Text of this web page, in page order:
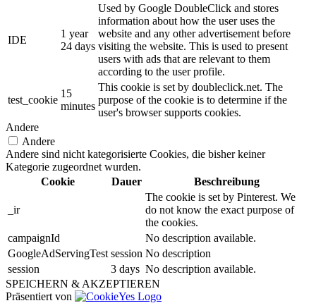
IDE
1 year
24 days
Used by Google DoubleClick and stores
information about how the user uses the
website and any other advertisement before
visiting the website. This is used to present
users with ads that are relevant to them
according to the user profile.
test_cookie
15
minutes
This cookie is set by doubleclick.net. The
purpose of the cookie is to determine if the
user's browser supports cookies.
Andere
Andere
Andere sind nicht kategorisierte Cookies, die bisher keiner
Kategorie zugeordnet wurden.
Cookie
Dauer Beschreibung
_ir
The cookie is set by Pinterest. We
do not know the exact purpose of
the cookies.
campaignId
No description available.
GoogleAdServingTest session No description
session
3 days No description available.
SPEICHERN & AKZEPTIEREN
Präsentiert von